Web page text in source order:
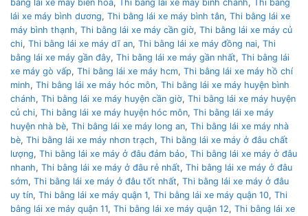
bằng lái xe máy biên hoà, Thi bằng lái xe máy bình chánh,
Thi bằng
lái xe máy bình dương, Thi bằng lái xe máy bình tân, Thi bằng lái xe
máy bình thạnh, Thi bằng lái xe máy cần giờ, Thi bằng lái xe máy củ
chi, Thi bằng lái xe máy dĩ an, Thi bằng lái xe máy đồng nai, Thi
bằng lái xe máy gần đây, Thi bằng lái xe máy gần nhất, Thi bằng lái
xe máy gò vấp, Thi bằng lái xe máy hcm, Thi bằng lái xe máy hồ chí
minh, Thi bằng lái xe máy hóc môn, Thi bằng lái xe máy huyện bình
chánh, Thi bằng lái xe máy huyện cần giờ, Thi bằng lái xe máy huyện
củ chi, Thi bằng lái xe máy huyện hóc môn, Thi bằng lái xe máy
huyện nhà bè, Thi bằng lái xe máy long an, Thi bằng lái xe máy nhà
bè, Thi bằng lái xe máy nhơn trạch, Thi bằng lái xe máy ở đâu chất
lượng, Thi bằng lái xe máy ở đâu đảm bảo, Thi bằng lái xe máy ở đâu
nhanh, Thi bằng lái xe máy ở đâu rẻ nhất, Thi bằng lái xe máy ở đâu
sớm, Thi bằng lái xe máy ở đâu tốt nhất, Thi bằng lái xe máy ở đâu
uy tín, Thi bằng lái xe máy quận 1, Thi bằng lái xe máy quận 10, Thi
bằng lái xe máy quận 11, Thi bằng lái xe máy quận 12, Thi bằng lái xe